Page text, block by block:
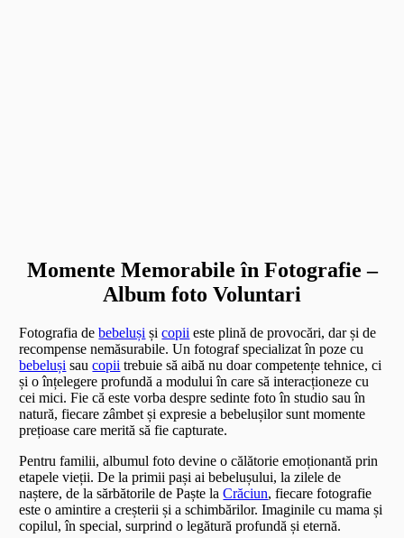
Momente Memorabile în Fotografie –
Album foto Voluntari
Fotografia debebeluși șicopii este plină de provocări, dar și de
recompense nemăsurabile. Un fotograf specializat în poze cu
bebeluși saucopii trebuie să aibă nu doar competențe tehnice, ci
și o înțelegere profundă a modului în care să interacționeze cu
cei mici. Fie că este vorba despre sedinte foto în studio sau în
natură, fiecare zâmbet și expresie a bebelușilor sunt momente
prețioase care merită să fie capturate.
Pentru familii, albumul foto devine o călătorie emoționantă prin
etapele vieții. De la primii pași ai bebelușului, la zilele de
naștere, de la sărbătorile de Paște laCrăciun, fiecare fotografie
este o amintire a creșterii și a schimbărilor. Imaginile cu mama și
copilul, în special, surprind o legătură profundă și eternă.